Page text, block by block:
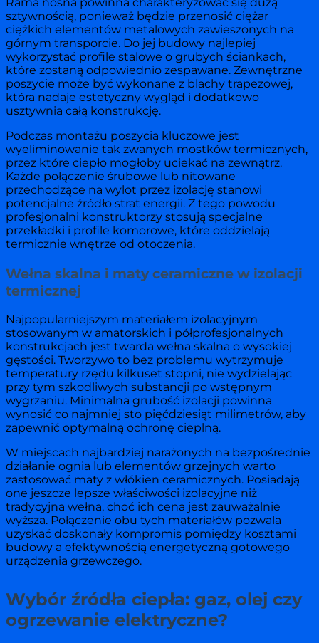
sztywnością, ponieważ będzie przenosić ciężar
ciężkich elementów metalowych zawieszonych na
górnym transporcie. Do jej budowy najlepiej
wykorzystać profile stalowe o grubych ściankach,
które zostaną odpowiednio zespawane. Zewnętrzne
poszycie może być wykonane z blachy trapezowej,
która nadaje estetyczny wygląd i dodatkowo
usztywnia całą konstrukcję.
Podczas montażu poszycia kluczowe jest
wyeliminowanie tak zwanych mostków termicznych,
przez które ciepło mogłoby uciekać na zewnątrz.
Każde połączenie śrubowe lub nitowane
przechodzące na wylot przez izolację stanowi
potencjalne źródło strat energii. Z tego powodu
profesjonalni konstruktorzy stosują specjalne
przekładki i profile komorowe, które oddzielają
termicznie wnętrze od otoczenia.
Wełna skalna i maty ceramiczne w izolacji
termicznej
Najpopularniejszym materiałem izolacyjnym
stosowanym w amatorskich i półprofesjonalnych
konstrukcjach jest twarda wełna skalna o wysokiej
gęstości. Tworzywo to bez problemu wytrzymuje
temperatury rzędu kilkuset stopni, nie wydzielając
przy tym szkodliwych substancji po wstępnym
wygrzaniu. Minimalna grubość izolacji powinna
wynosić co najmniej sto pięćdziesiąt milimetrów, aby
zapewnić optymalną ochronę cieplną.
W miejscach najbardziej narażonych na bezpośrednie
działanie ognia lub elementów grzejnych warto
zastosować maty z włókien ceramicznych. Posiadają
one jeszcze lepsze właściwości izolacyjne niż
tradycyjna wełna, choć ich cena jest zauważalnie
wyższa. Połączenie obu tych materiałów pozwala
uzyskać doskonały kompromis pomiędzy kosztami
budowy a efektywnością energetyczną gotowego
urządzenia grzewczego.
Wybór źródła ciepła: gaz, olej czy
ogrzewanie elektryczne?